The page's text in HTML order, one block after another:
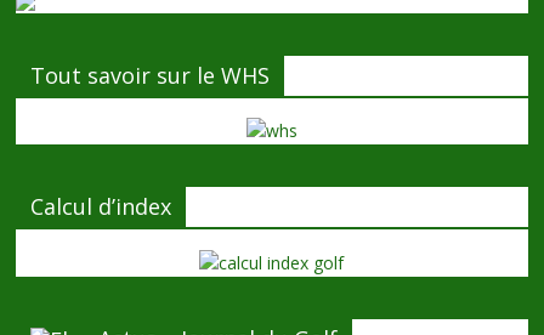
Tout savoir sur le WHS
Calcul d’index